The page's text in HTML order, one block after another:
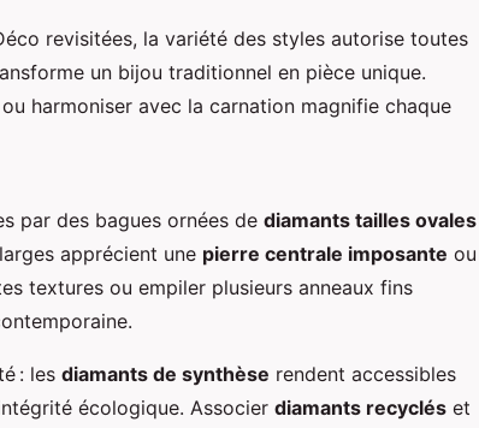
revisitées, la variété des styles autorise toutes
un bijou traditionnel en pièce unique.
harmoniser avec la carnation magnifie chaque
par des bagues ornées de diamants tailles ovales
apprécient une pierre centrale imposante ou
textures ou empiler plusieurs anneaux fins
: les diamants de synthèse rendent accessibles
écologique. Associer diamants recyclés et